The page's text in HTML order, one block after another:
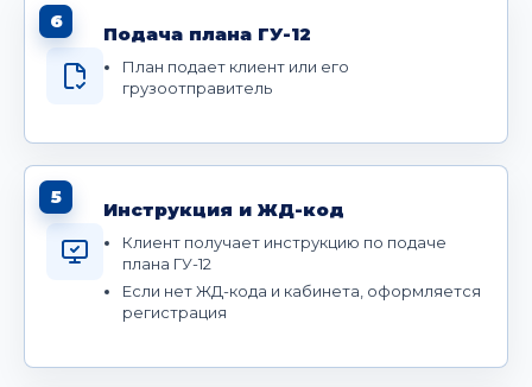
6
Подача плана ГУ-12
План подает клиент или его
грузоотправитель
5
Инструкция и ЖД-код
Клиент получает инструкцию по подаче
плана ГУ-12
Если нет ЖД-кода и кабинета, оформляется
регистрация